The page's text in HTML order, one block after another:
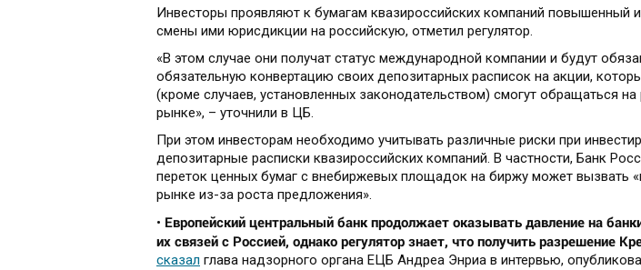
Инвесторы проявляют к бумагам квазироссийских компаний повышенный
смены ими юрисдикции на российскую, отметил регулятор.
«В этом случае они получат статус международной компании и будут
обязательную конвертацию своих депозитарных расписок на акции,
(кроме случаев, установленных законодательством) смогут обращаться
рынке», – уточнили в ЦБ.
При этом инвесторам необходимо учитывать различные риски при
депозитарные расписки квазироссийских компаний. В частности, Банк
переток ценных бумаг с внебиржевых площадок на биржу может вызвать
рынке из-за роста предложения».
• Европейский центральный банк продолжает оказывать давление на
их связей с Россией, однако регулятор знает, что получить разрешение
сказал глава надзорного органа ЕЦБ Андреа Энриа в интервью,